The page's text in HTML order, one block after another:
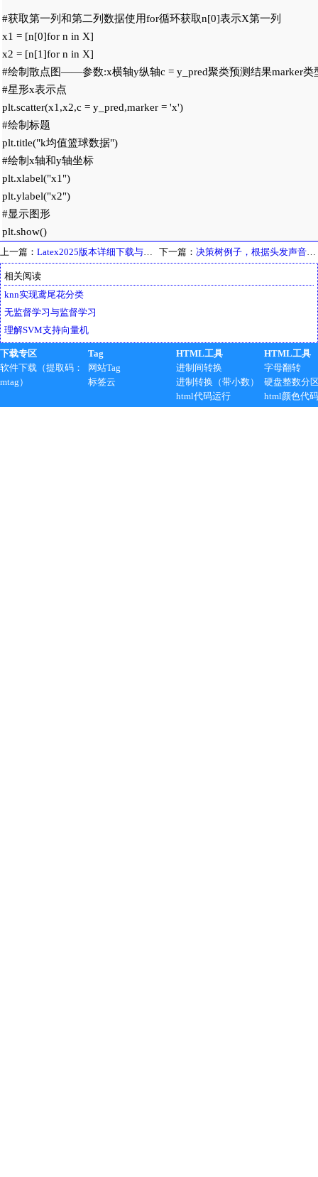
#获取第一列和第二列数据使用for循环获取n[0]表示X第一列
x1 = [n[0]for n in X]
x2 = [n[1]for n in X]
#绘制散点图——参数:x横轴y纵轴c = y_pred聚类预测结果marker类
#星形x表示点
plt.scatter(x1,x2,c = y_pred,marker = 'x')
#绘制标题
plt.title("k均值篮球数据")
#绘制x轴和y轴坐标
plt.xlabel("x1")
plt.ylabel("x2")
#显示图形
上一篇： Latex2025版本详细下载与安装并导出pdf 下一篇： 决策树例子，根据头发声音判别学生性别
相关阅读
knn实现鸢尾花分类
无监督学习与监督学习
理解SVM支持向量机
下载专区
软件下载（提取码：
mtag）
Tag
网站Tag
标签云
HTML工具
进制间转换
进制转换（带小数）
html代码运行
HTML工具
字母翻转
硬盘整数分
html颜色代码